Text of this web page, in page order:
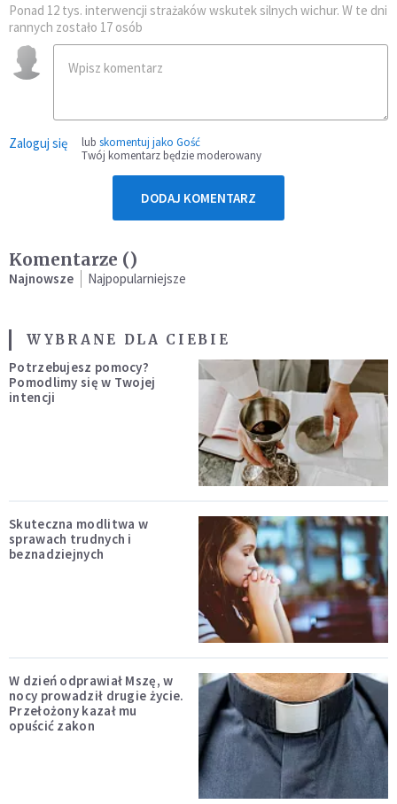
Ponad 12 tys. interwencji strażaków wskutek silnych wichur. W te dni
rannych zostało 17 osób
Zaloguj się lub skomentuj jako Gość
Twój komentarz będzie moderowany
DODAJ KOMENTARZ
Komentarze ()
Najnowsze Najpopularniejsze
WYBRANE DLA CIEBIE
Potrzebujesz pomocy?
Pomodlimy się w Twojej
intencji
Skuteczna modlitwa w
sprawach trudnych i
beznadziejnych
W dzień odprawiał Mszę, w
nocy prowadził drugie życie.
Przełożony kazał mu
opuścić zakon